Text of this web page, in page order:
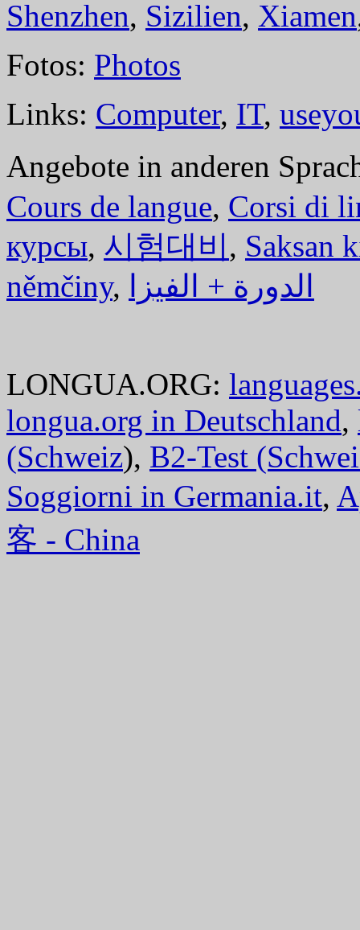
Shenzhen, Sizilien, Xiamen
Fotos: Photos
Links: Computer, IT,
Angebote in anderen
Cours de langue, Corsi di
курсы, 시험대비, Saksan
němčiny, الدورة + الفيزا
LONGUA.ORG:
longua.org in Deutschland,
(Schweiz), B2-Test
Soggiorni in Germania.it,
客 - China